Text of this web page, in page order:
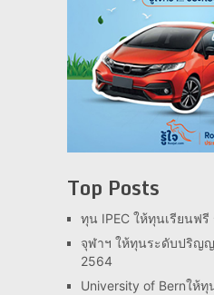
Top Posts
ทุน IPEC ให้ทุนเรียนฟ
จุฬาฯ ให้ทุนระดับปริญญ
2564
University of Bernให้